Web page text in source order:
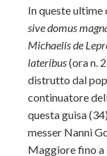
In queste ultime
sive domus
Michaelis de
lateribus(ora n.
distrutto dal
continuatore
questa guisa
messer Nanni
Maggiore fino a